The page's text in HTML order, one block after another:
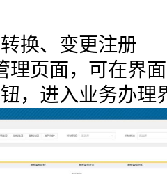
换、变更注册
理页面，可在界
，进入业务办理